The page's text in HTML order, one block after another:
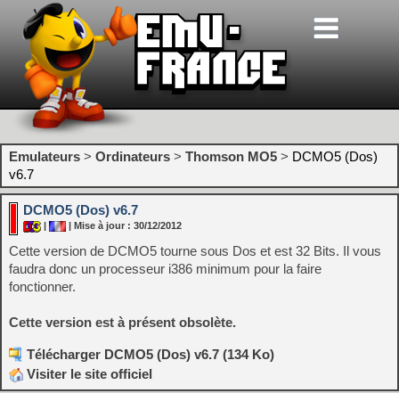
Emulateurs > Ordinateurs > Thomson MO5 > DCMO5 (Dos)
v6.7
DCMO5 (Dos) v6.7
| | Mise à jour : 30/12/2012
Cette version de DCMO5 tourne sous Dos et est 32 Bits. Il vous
faudra donc un processeur i386 minimum pour la faire
fonctionner.
Cette version est à présent obsolète.
Télécharger DCMO5 (Dos) v6.7 (134 Ko)
Visiter le site officiel